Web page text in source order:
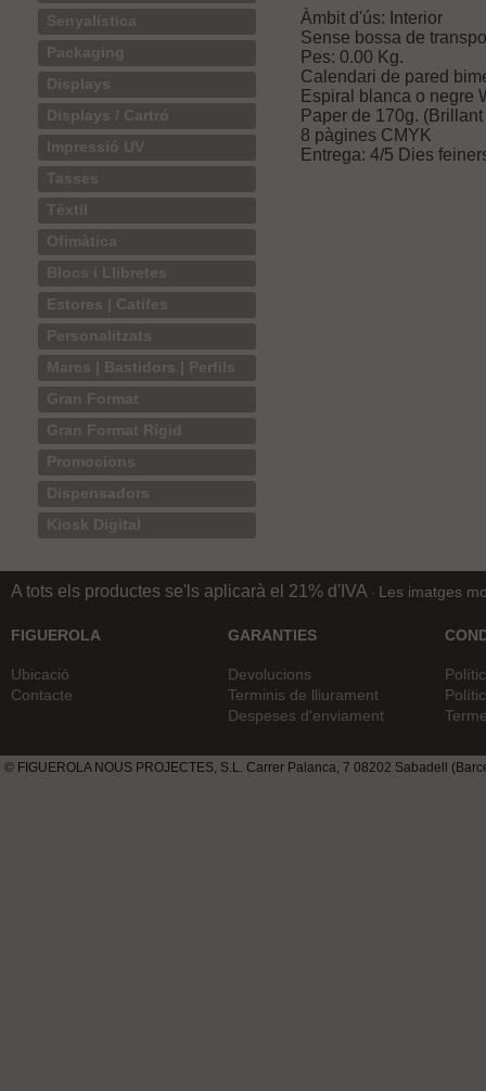
Senyalística
Packaging
Displays
Displays / Cartró
Impressió UV
Tasses
Tèxtil
Ofimàtica
Blocs i Llibretes
Estores | Catifes
Personalitzats
Marcs | Bastidors | Perfils
Gran Format
Gran Format Rígid
Promocions
Dispensadors
Kiosk Digital
Àmbit d'ús: Interior
Sense bossa de
Pes: 0.00 Kg.
Calendari de pared
Espiral blanca o negre
Paper de 170g.
8 pàgines CMYK
Entrega: 4/5 Dies
A tots els productes se'ls aplicarà el 21% d'IVA · Les imatges
FIGUEROLA
Ubicació
Contacte
GARANTIES
Devolucions
Terminis de lliurament
Despeses d'enviament
© FIGUEROLA NOUS PROJECTES, S.L. Carrer Palanca, 7 08202 Sabadell